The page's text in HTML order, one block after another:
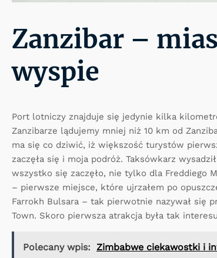
Zanzibar –
wyspie
Port lotniczy znajduje się jedynie kilka
Zanzibarze lądujemy mniej niż 10 km od
ma się co dziwić, iż większość turystów
zaczęła się i moja podróż. Taksówkarz
wszystko się zaczęło, nie tylko dla Freddiego
– pierwsze miejsce, które ujrzałem po
Farrokh Bulsara – tak pierwotnie nazywał się
Town. Skoro pierwsza atrakcja była tak
Polecany wpis: Zimbabwe ciekawostki i